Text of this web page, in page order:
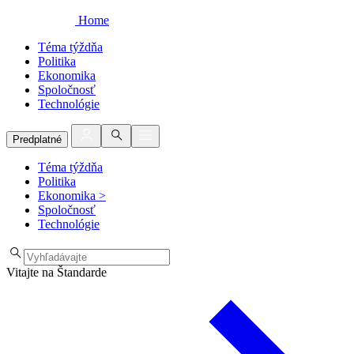
Home
Téma týždňa
Politika
Ekonomika
Spoločnosť
Technológie
Predplatné
Téma týždňa
Politika
Ekonomika >
Spoločnosť
Technológie
Vitajte na Štandarde